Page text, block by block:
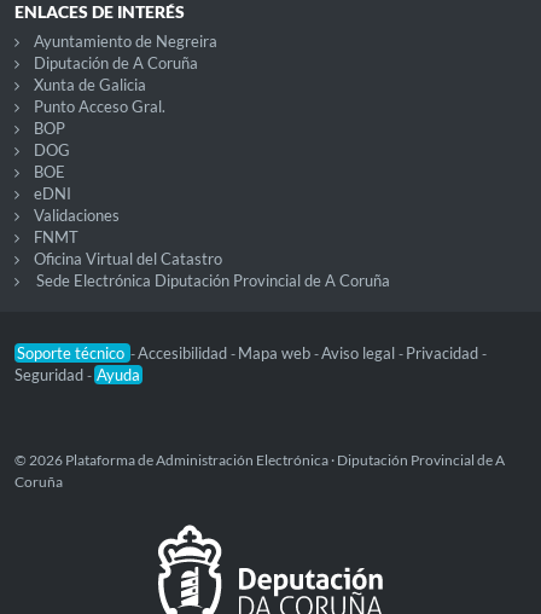
ENLACES DE INTERÉS
Ayuntamiento de Negreira
Diputación de A Coruña
Xunta de Galicia
Punto Acceso Gral.
BOP
DOG
BOE
eDNI
Validaciones
FNMT
Oficina Virtual del Catastro
Sede Electrónica Diputación Provincial de A Coruña
Soporte técnico -Accesibilidad - Mapa web -Aviso legal - Privacidad -
Seguridad - Ayuda
© 2026 Plataforma de Administración Electrónica · Diputación Provincial de A
Coruña